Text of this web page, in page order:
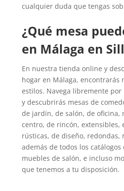
cualquier duda que tengas
¿Qué mesa
en Málaga en
En nuestra tienda online y
hogar en Málaga, encontrarás
estilos. Navega libremente
y descubrirás mesas de
de jardín, de salón, de oficina,
centro, de rincón, extensibles,
rústicas, de diseño, redondas,
además de todos los
muebles de salón, e incluso
que tenemos a tu disposición.